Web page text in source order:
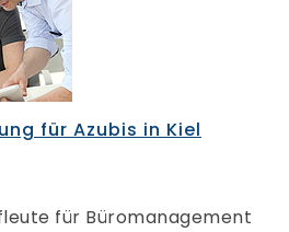
für Azubis in Kiel
für Büromanagement